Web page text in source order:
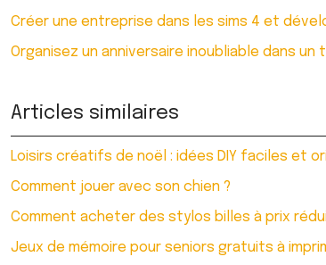
Créer une entreprise dans les sims 4 et
Organisez un anniversaire inoubliable dans un
Articles similaires
Loisirs créatifs de noël : idées DIY faciles et
Comment jouer avec son chien ?
Comment acheter des stylos billes à prix
Jeux de mémoire pour seniors gratuits à